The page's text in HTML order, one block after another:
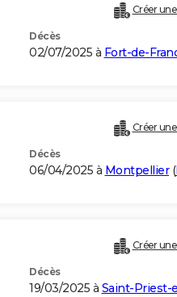
Créer
Décès
02/07/2025 à Fort-de-
Créer
Décès
06/04/2025 à Montpellier(
Créer
Décès
19/03/2025 à Saint-Priest-